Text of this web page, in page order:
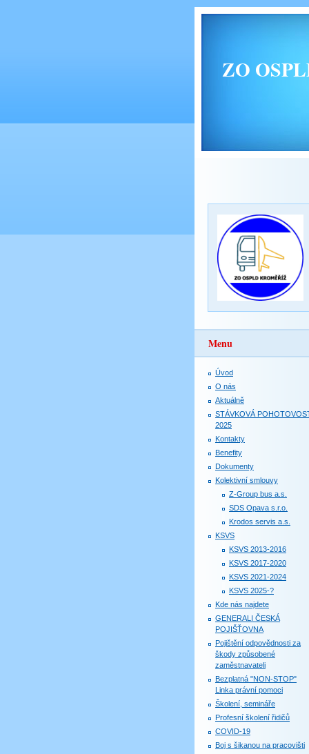
ZO
Menu
Úvod
O nás
Aktuálně
STÁVKOVÁ
2025
Kontakty
Benefity
Dokumenty
Kolektivní smlouvy
Z-Group bus a.s.
SDS Opava s.r.o.
Krodos servis a.s.
KSVS
KSVS 2013-2016
KSVS 2017-2020
KSVS 2021-2024
KSVS 2025-?
Kde nás najdete
GENERALI ČESKÁ
POJIŠŤOVNA
Pojištění odpovědnosti za
škody způsobené
zaměstnavateli
Bezplatná "NON-STOP"
Linka právní pomoci
Školení, semináře
Profesní školení řidičů
COVID-19
Boj s šikanou na pracovišti